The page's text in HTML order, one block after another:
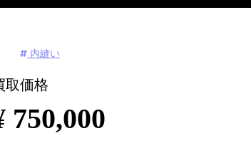
内縫い
取価格
750,000